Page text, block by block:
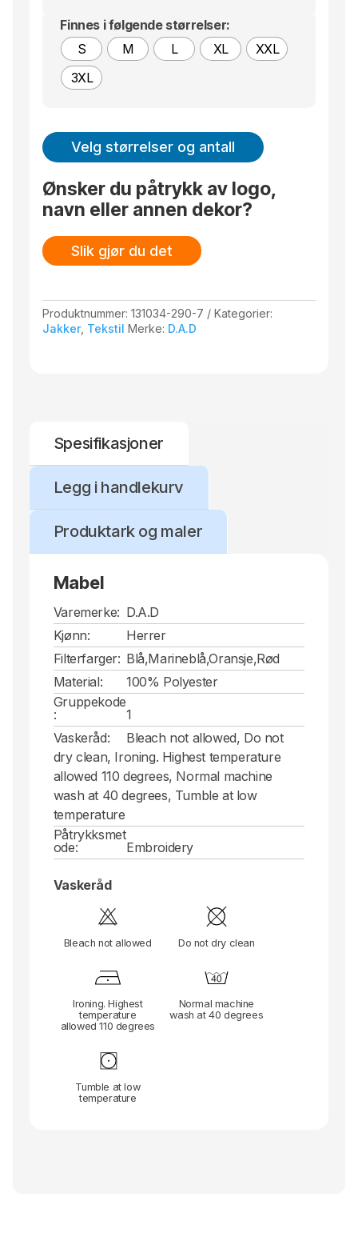
Finnes i følgende størrelser:
S
M L XL
XXL
3XL
Velg størrelser og antall
Ønsker du påtrykk av logo,
navn eller annen dekor?
Slik gjør du det
Produktnummer:131034-290-7
Kategorier:
Jakker, Tekstil Merke: D.A.D
Spesifikasjoner
Legg i handlekurv
Produktark og maler
Mabel
Varemerke: D.A.D
Kjønn:
Herrer
Filterfarger: Blå,Marineblå,Oransje,Rød
Material:
100% Polyester
Gruppekode
:
1
Vaskeråd:
Bleach not allowed, Do not
dry clean, Ironing. Highest temperature
allowed 110 degrees, Normal machine
wash at 40 degrees, Tumble at low
temperature
Påtrykksmet
ode:
Embroidery
Vaskeråd
Bleach not allowed Do not dry clean
Ironing. Highest
temperature
allowed 110 degrees
Normal machine
wash at 40 degrees
Tumble at low
temperature